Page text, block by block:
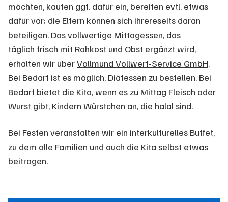
möchten, kaufen ggf. dafür ein, bereiten evtl. etwas
dafür vor; die Eltern können sich ihrereseits daran
beteiligen. Das vollwertige Mittagessen, das
täglich frisch mit Rohkost und Obst ergänzt wird,
erhalten wir überVollmund Vollwert-Service GmbH.
Bei Bedarf ist es möglich, Diätessen zu bestellen. Bei
Bedarf bietet die Kita, wenn es zu Mittag Fleisch oder
Wurst gibt, Kindern Würstchen an, die halal sind.
Bei Festen veranstalten wir ein interkulturelles Buffet,
zu dem alle Familien und auch die Kita selbst etwas
beitragen.